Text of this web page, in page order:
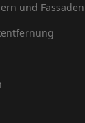
und Fassaden